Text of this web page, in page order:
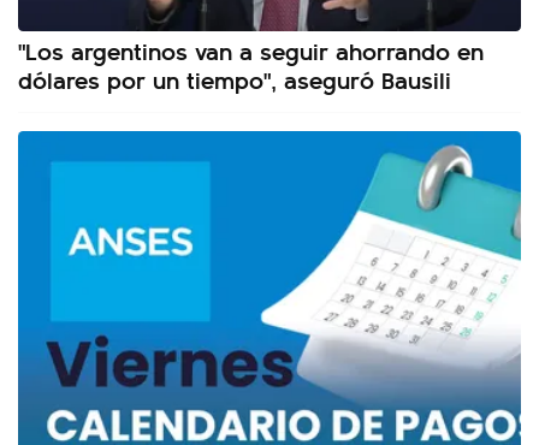
"Los argentinos van a seguir ahorrando en
dólares por un tiempo", aseguró Bausili